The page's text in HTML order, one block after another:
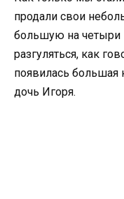
продали свои
большую на четыри
разгуляться, как
появилась большая
дочь Игоря.